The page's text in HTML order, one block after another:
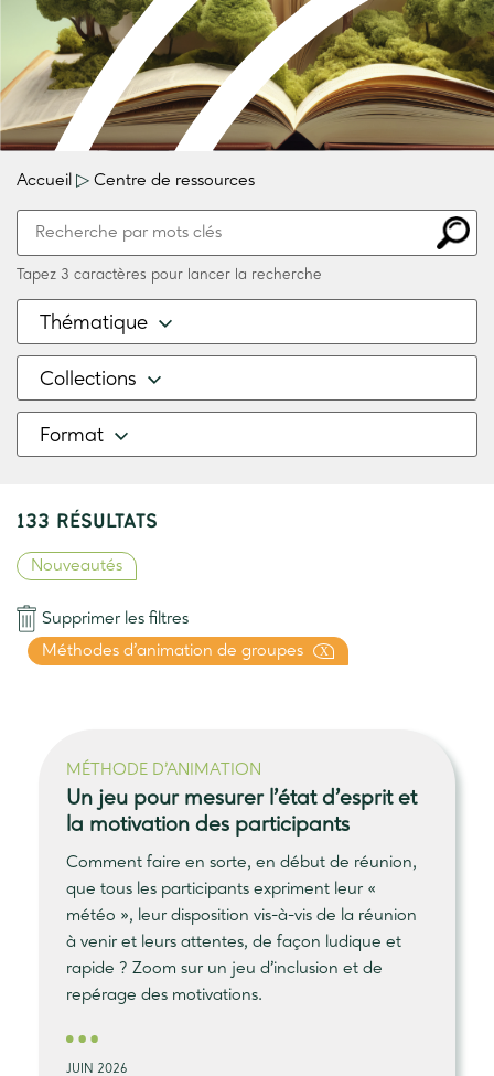
Accueil ▷ Centre de ressources
Tapez 3 caractères pour lancer la recherche
Thématique
Collections
Format
133 RÉSULTATS
Nouveautés
Supprimer les filtres
Méthodes d’animation de groupes
X
MÉTHODE D’ANIMATION
Un jeu pour mesurer l’état d’esprit et
la motivation des participants
Comment faire en sorte, en début de réunion,
que tous les participants expriment leur «
météo », leur disposition vis-à-vis de la réunion
à venir et leurs attentes, de façon ludique et
rapide ? Zoom sur un jeu d’inclusion et de
repérage des motivations.
JUIN 2026